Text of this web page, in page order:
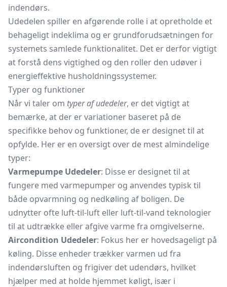
indendørs.
Udedelen spiller en afgørende rolle i at opretholde et
behageligt indeklima og er grundforudsætningen for
systemets samlede funktionalitet. Det er derfor vigtigt
at forstå dens vigtighed og den roller den udøver i
energieffektive husholdningssystemer.
Typer og funktioner
Når vi taler om typer af udedeler, er det vigtigt at
bemærke, at der er variationer baseret på de
specifikke behov og funktioner, de er designet til at
opfylde. Her er en oversigt over de mest almindelige
typer:
Varmepumpe Udedeler: Disse er designet til at
fungere med varmepumper og anvendes typisk til
både opvarmning og nedkøling af boligen. De
udnytter ofte luft-til-luft eller luft-til-vand teknologier
til at udtrække eller afgive varme fra omgivelserne.
Aircondition Udedeler: Fokus her er hovedsageligt på
køling. Disse enheder trækker varmen ud fra
indendørsluften og frigiver det udendørs, hvilket
hjælper med at holde hjemmet køligt, især i